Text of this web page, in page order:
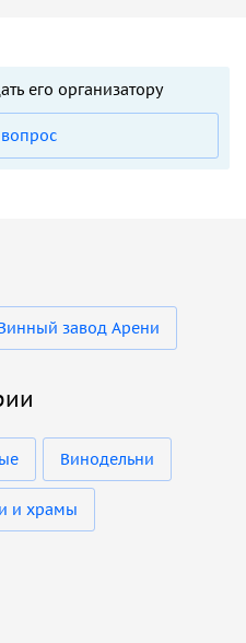
его организатору
завод Арени
Винодельни
и храмы